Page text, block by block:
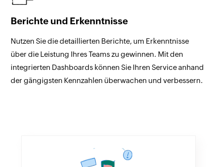
Berichte und Erkenntnisse
Nutzen Sie die detaillierten Berichte, um Erkenntnisse
über die Leistung Ihres Teams zu gewinnen. Mit den
integrierten Dashboards können Sie Ihren Service anhand
der gängigsten Kennzahlen überwachen und verbessern.